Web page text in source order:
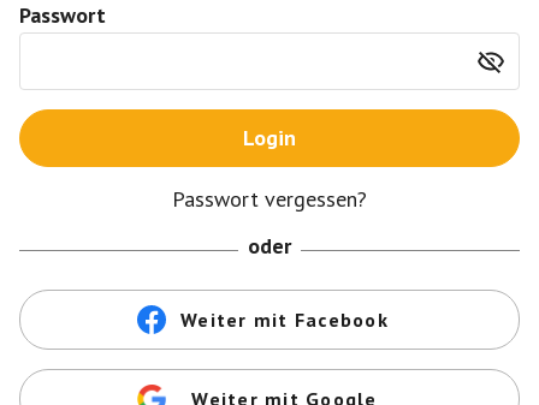
Passwort
Login
Passwort vergessen?
oder
Weiter mit Facebook
Weiter mit Google